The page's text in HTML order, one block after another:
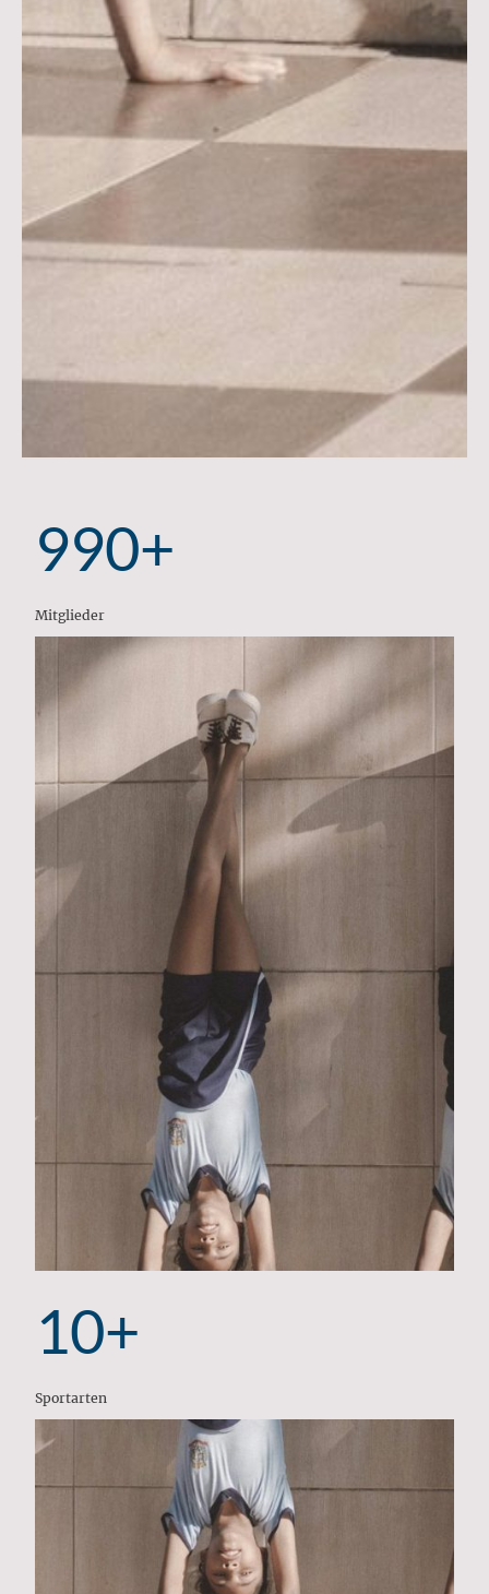
990+
Mitglieder
10+
Sportarten